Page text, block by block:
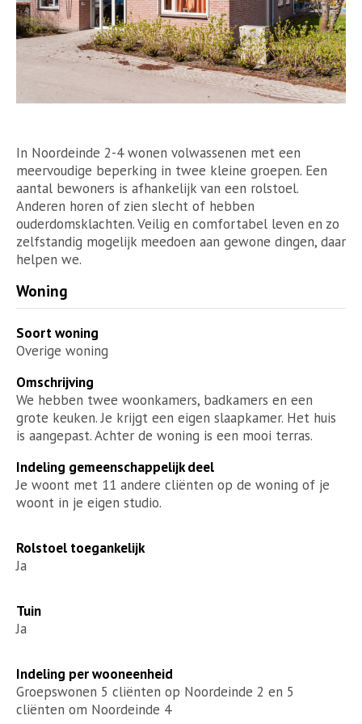
In Noordeinde 2-4 wonen volwassenen met een
meervoudige beperking in twee kleine groepen. Een
aantal bewoners is afhankelijk van een rolstoel.
Anderen horen of zien slecht of hebben
ouderdomsklachten. Veilig en comfortabel leven en zo
zelfstandig mogelijk meedoen aan gewone dingen, daar
helpen we.
Woning
Soort woning
Overige woning
Omschrijving
We hebben twee woonkamers, badkamers en een
grote keuken. Je krijgt een eigen slaapkamer. Het huis
is aangepast. Achter de woning is een mooi terras.
Indeling gemeenschappelijk deel
Je woont met 11 andere cliënten op de woning of je
woont in je eigen studio.
Rolstoel toegankelijk
Ja
Tuin
Ja
Indeling per wooneenheid
Groepswonen 5 cliënten op Noordeinde 2 en 5
cliënten om Noordeinde 4